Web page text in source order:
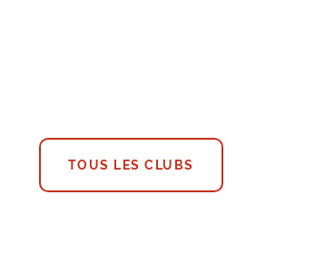
TOUS LES CLUBS